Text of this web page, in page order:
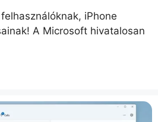
iPhone
A Microsoft hivatalosan